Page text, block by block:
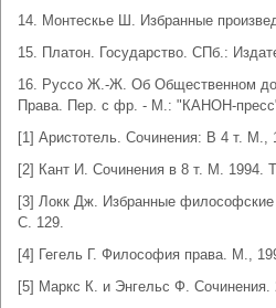
14. Монтескье Ш. Избранные
15. Платон. Государство. СПб.:
16. Руссо Ж.-Ж. Об Общественном
Права. Пер. с фр. - М.: "КАНОН-
[1] Аристотель. Сочинения: В 4 т. М.,
[2] Кант И. Сочинения в 8 т. М. 1994.
[3] Локк Дж. Избранные
С. 129.
[4] Гегель Г. Философия права. М.,
[5] Маркс К. и Энгельс Ф.